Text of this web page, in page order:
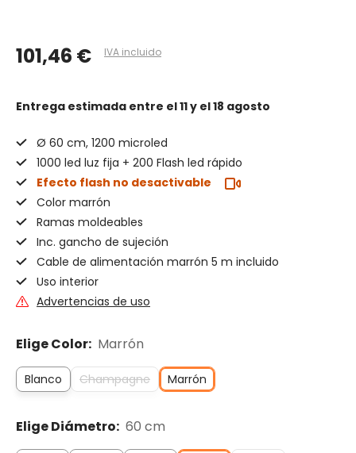
101,46 € IVA incluido
Entrega estimada entre el 11 y el 18 agosto
Ø 60 cm, 1200 microled
1000 led luz fija + 200 Flash led rápido
Efecto flash no desactivable
Color marrón
Ramas moldeables
Inc. gancho de sujeción
Cable de alimentación marrón 5 m incluido
Uso interior
Advertencias de uso
Elige Color: Marrón
Blanco Champagne Marrón
Elige Diámetro: 60 cm